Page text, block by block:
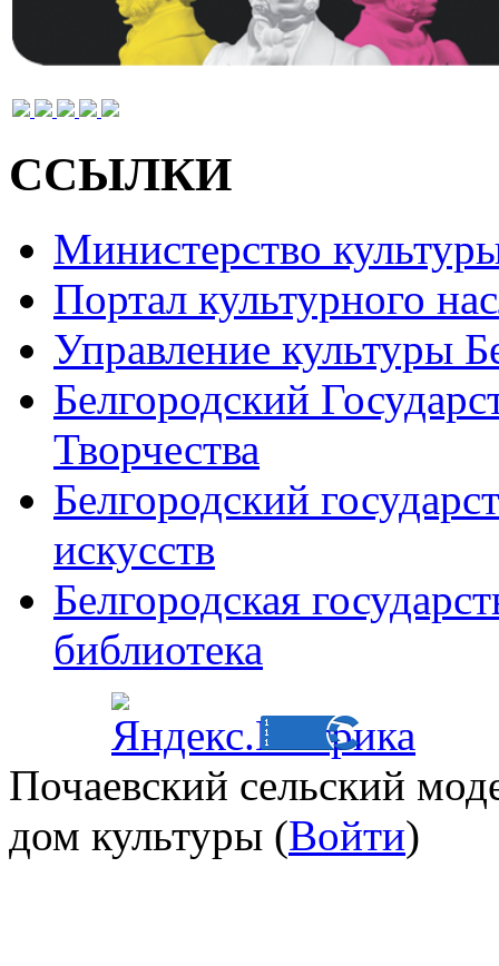
ССЫЛКИ
Министерство
Портал культурного
Управление культуры
Белгородский
Творчества
Белгородский
искусств
Белгородская
библиотека
Почаевский сельский
дом культуры (Войти)